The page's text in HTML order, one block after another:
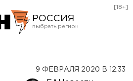
РОССИЯ
[18+]
9 ФЕВРАЛЯ 2020 В 12:33